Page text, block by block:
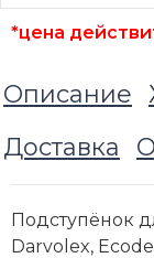
*цена
Описание
Доставка
Подступёнок
Darvolex,